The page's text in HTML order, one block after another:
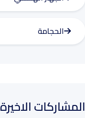
الحجامة
المشاركات الاخيرة